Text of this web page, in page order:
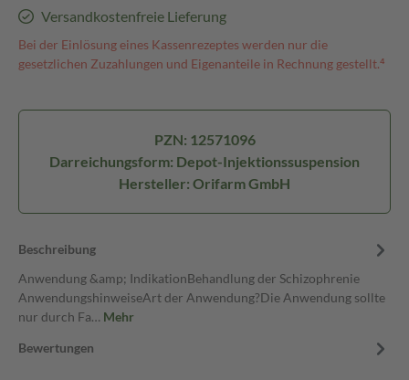
Versandkostenfreie Lieferung
Bei der Einlösung eines Kassenrezeptes werden nur die
gesetzlichen Zuzahlungen und Eigenanteile in Rechnung gestellt.⁴
PZN: 12571096
Darreichungsform: Depot-Injektionssuspension
Hersteller: Orifarm GmbH
Beschreibung
Anwendung &amp; IndikationBehandlung der Schizophrenie
AnwendungshinweiseArt der Anwendung?Die Anwendung sollte
nur durch Fa… Mehr
Bewertungen